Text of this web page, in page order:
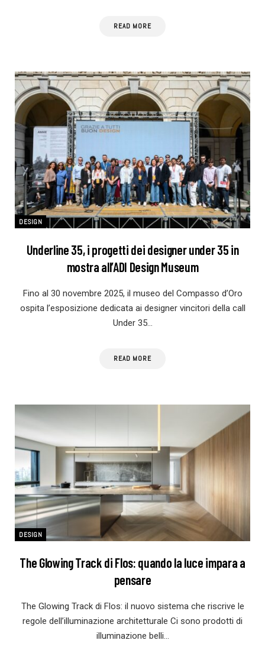
READ MORE
DESIGN
Underline 35, i progetti dei designer under 35 in
mostra all’ADI Design Museum
Fino al 30 novembre 2025, il museo del Compasso d’Oro
ospita l’esposizione dedicata ai designer vincitori della call
Under 35…
READ MORE
DESIGN
The Glowing Track di Flos: quando la luce impara a
pensare
The Glowing Track di Flos: il nuovo sistema che riscrive le
regole dell’illuminazione architetturale Ci sono prodotti di
illuminazione belli…